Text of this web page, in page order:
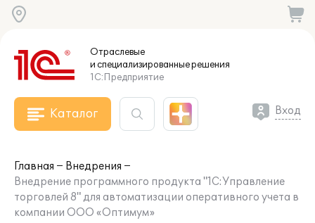
Отраслевые
и специализированныерешения
1С:Предприятие
Каталог Вход
Главная
Внедрения
Внедрение программного продукта "1С:Управление
торговлей 8" для автоматизации оперативного учета в
компании ООО «Оптимум»